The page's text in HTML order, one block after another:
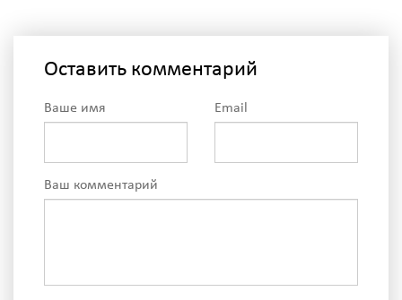
Оставить комментарий
Ваше имя Email
Ваш комментарий